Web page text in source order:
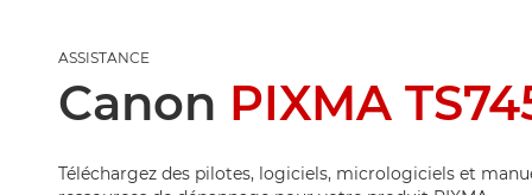
ASSISTANCE
Canon PIXMA
Téléchargez des pilotes, logiciels, micrologiciels et